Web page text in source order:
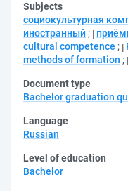
Subjects
социокультурная
иностранный ;
cultural competence ;
methods of formation ;
Document type
Bachelor graduation
Language
Russian
Level of education
Bachelor